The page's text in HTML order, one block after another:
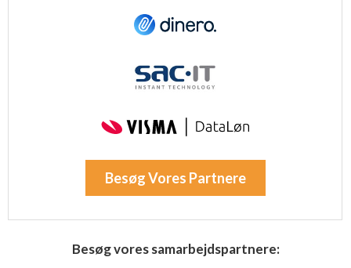
Besøg Vores Partnere
Besøg vores samarbejdspartnere: